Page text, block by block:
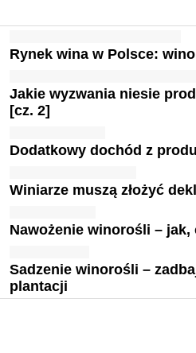
Rynek wina w Polsce:
Jakie wyzwania niesie
[cz. 2]
Dodatkowy dochód z
Winiarze muszą złożyć
Nawożenie winorośli – jak,
Sadzenie winorośli –
plantacji